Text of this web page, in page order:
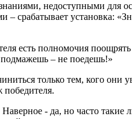
недоступными для
– срабатывает установка:
есть полномочия
– не поедешь!»
только тем, кого они
Наверное - да, но часто такие